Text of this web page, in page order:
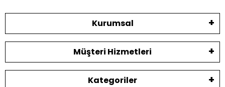
Kurumsal
Müşteri Hizmetleri
Kategoriler